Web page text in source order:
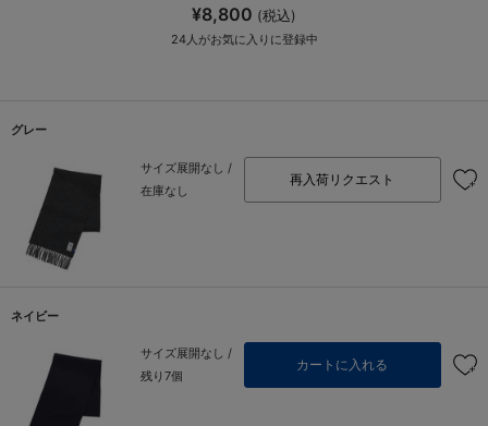
¥8,800 (税込)
24 人がお気に入りに登録中
グレー
サイズ展開なし /
在庫なし
再入荷リクエスト
ネイビー
サイズ展開なし /
残り7個
カートに入れる